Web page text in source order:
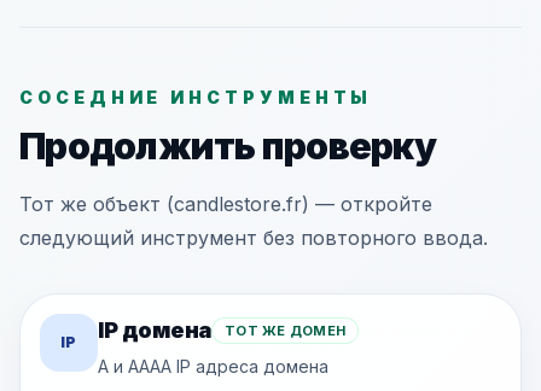
СОСЕДНИЕ ИНСТРУМЕНТЫ
Продолжить проверку
Тот же объект (candlestore.fr) — откройте
следующий инструмент без повторного ввода.
IP IP домена ТОТ ЖЕ ДОМЕН
A и AAAA IP адреса домена